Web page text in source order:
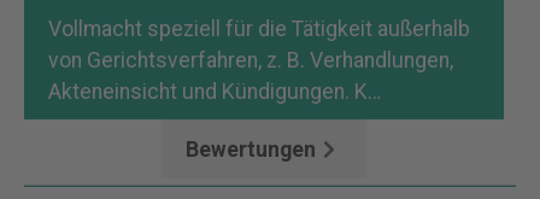
Vollmacht speziell für die Tätigkeit außerhalb
von Gerichtsverfahren, z. B. Verhandlungen,
Akteneinsicht und Kündigungen. K…
Bewertungen